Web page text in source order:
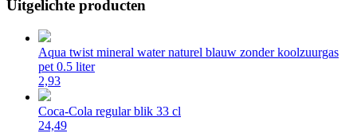
Uitgelichte producten
Aqua twist mineral water naturel blauw zonder koolzuurgas
pet 0.5 liter
2,93
Coca-Cola regular blik 33 cl
24,49